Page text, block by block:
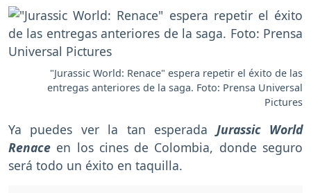
"Jurassic World: Renace" espera repetir el éxito de las
entregas anteriores de la saga. Foto: Prensa Universal
Pictures
Ya puedes ver la tan esperada Jurassic World
Renace en los cines de Colombia, donde seguro
será todo un éxito en taquilla.